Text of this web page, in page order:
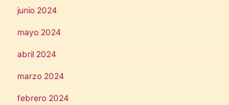
junio 2024
mayo 2024
abril 2024
marzo 2024
febrero 2024